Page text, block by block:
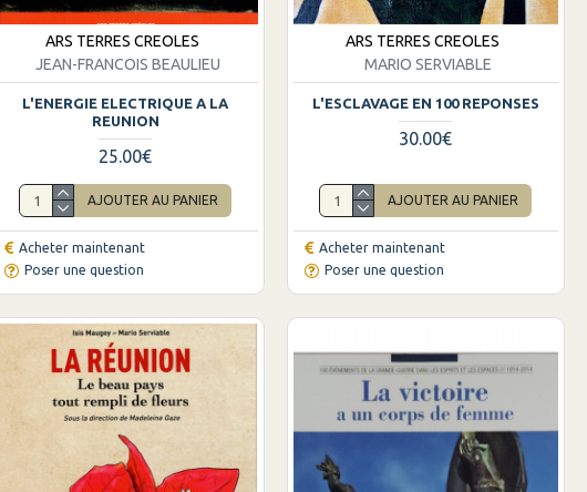
ARS TERRES CREOLES
JEAN-FRANCOIS BEAULIEU
L'ENERGIE ELECTRIQUE A LA
REUNION
25.00€
AJOUTER AU PANIER
Acheter maintenant
Poser une question
ARS TERRES CREOLES
MARIO SERVIABLE
L'ESCLAVAGE EN 100 REPONSES
30.00€
AJOUTER AU PANIER
Acheter maintenant
Poser une question